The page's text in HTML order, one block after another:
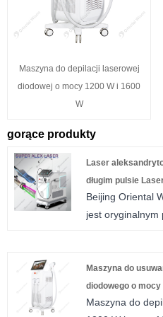
Maszyna do depilacji laserowej
diodowej o mocy 1200 W i 1600
W
gorące produkty
Laser
długim pulsie
naczyniowych
Beijing Oriental
jest oryginalnym
Na chińskich
rodzaju
zapewniamy
Maszyna do
diodowego o mocy
Maszyna do